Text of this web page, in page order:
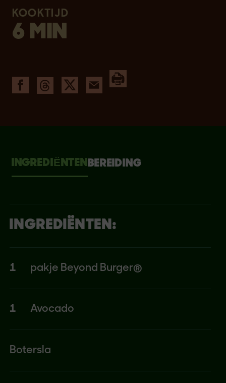
KOOKTIJD
6 MIN
INGREDIЁNTEN BEREIDING
INGREDIËNTEN:
1 pakje Beyond Burger®
1 Avocado
Botersla